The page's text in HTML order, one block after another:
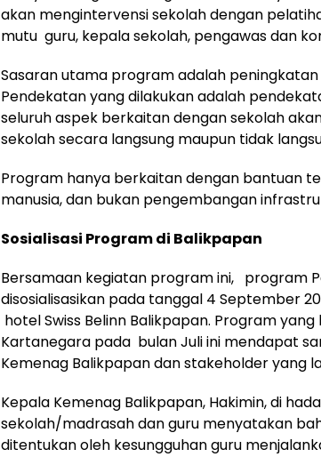
akan mengintervensi sekolah dengan
mutu guru, kepala sekolah, pengawas dan
Sasaran utama program adalah
Pendekatan yang dilakukan adalah
seluruh aspek berkaitan dengan sekolah
sekolah secara langsung maupun tidak
Program hanya berkaitan dengan bantuan
manusia, dan bukan pengembangan
Sosialisasi Program di Balikpapan
Bersamaan kegiatan program ini, program
disosialisasikan pada tanggal 4 September
hotel Swiss Belinn Balikpapan. Program
Kartanegara pada bulan Juli ini mendapat
Kemenag Balikpapan dan stakeholder yang
Kepala Kemenag Balikpapan, Hakimin, di
sekolah/madrasah dan guru menyatakan
ditentukan oleh kesungguhan guru